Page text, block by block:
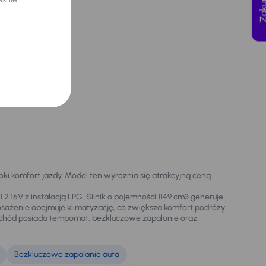
komfort jazdy. Model ten wyróżnia się atrakcyjną ceną
z instalacją LPG. Silnik o pojemności 1149 cm3 generuje
obejmuje klimatyzację, co zwiększa komfort podróży.
posiada tempomat, bezkluczowe zapalanie oraz
Bezkluczowe zapalanie auta